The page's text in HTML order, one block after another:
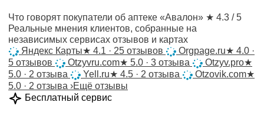
Что говорят покупатели об аптеке «Авалон» ★ 4.3 / 5
Реальные мнения клиентов, собранные на
независимых сервисах отзывов и картах
Яндекс Карты★ 4.1 · 25 отзывов Orgpage.ru★ 4.0 ·
5 отзывов
Otzyvru.com★ 5.0 · 3 отзыва Otzyv.pro★
5.0 · 2 отзыва
Yell.ru★ 4.5 · 2 отзыва Otzovik.com★
5.0 · 2 отзыва ›Ещё отзывы
Бесплатный сервис